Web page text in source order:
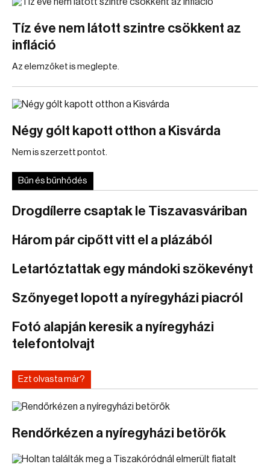
Tíz éve nem látott szintre csökkent az
infláció
Az elemzőket is meglepte.
Négy gólt kapott otthon a Kisvárda
Nem is szerzett pontot.
Bűn és bűnhődés
Drogdílerre csaptak le Tiszavasváriban
Három pár cipőtt vitt el a plázából
Letartóztattak egy mándoki szökevényt
Szőnyeget lopott a nyíregyházi piacról
Fotó alapján keresik a nyíregyházi
telefontolvajt
Ezt olvasta már?
Rendőrkézen a nyíregyházi betörők